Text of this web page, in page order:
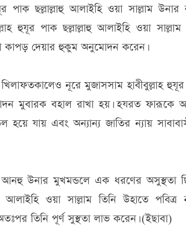
পাক ছল্লাল্লাহু আলাইহি ওয়া সাল্লাম উনার
হুযূর পাক ছল্লাল্লাহু আলাইহি ওয়া সাল্লাম
কাপড় দেয়ার হুকুম অনুমোদন করেন।
নূরে মুজাসসাম হাবীবুল্লাহ
মুবারক বহাল রাখা হয়। হযরত ফারূকে
যায় এবং অন্যান্য জাতির ন্যায়
আনহু উনার মুখমন্ডলে এক ধরণের অসুস্থতা
আলাইহি ওয়া সাল্লাম তিনি উহাতে
তিনি পূর্ণ সুস্থতা লাভ করেন। (ইছাবা)